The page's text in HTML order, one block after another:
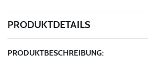
PRODUKTDETAILS
PRODUKTBESCHREIBUNG: